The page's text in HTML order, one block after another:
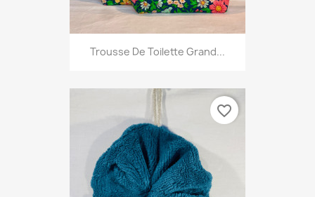
Trousse De Toilette Grand...
favorite_border